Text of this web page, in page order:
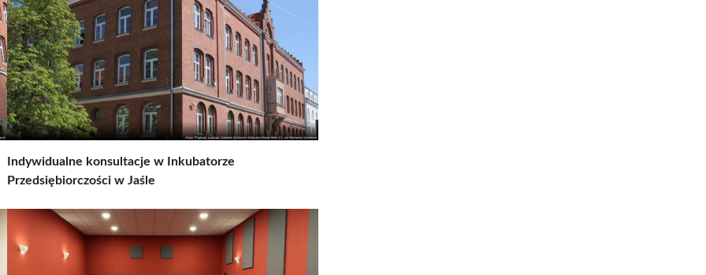
Indywidualne konsultacje w Inkubatorze
Przedsiębiorczości w Jaśle